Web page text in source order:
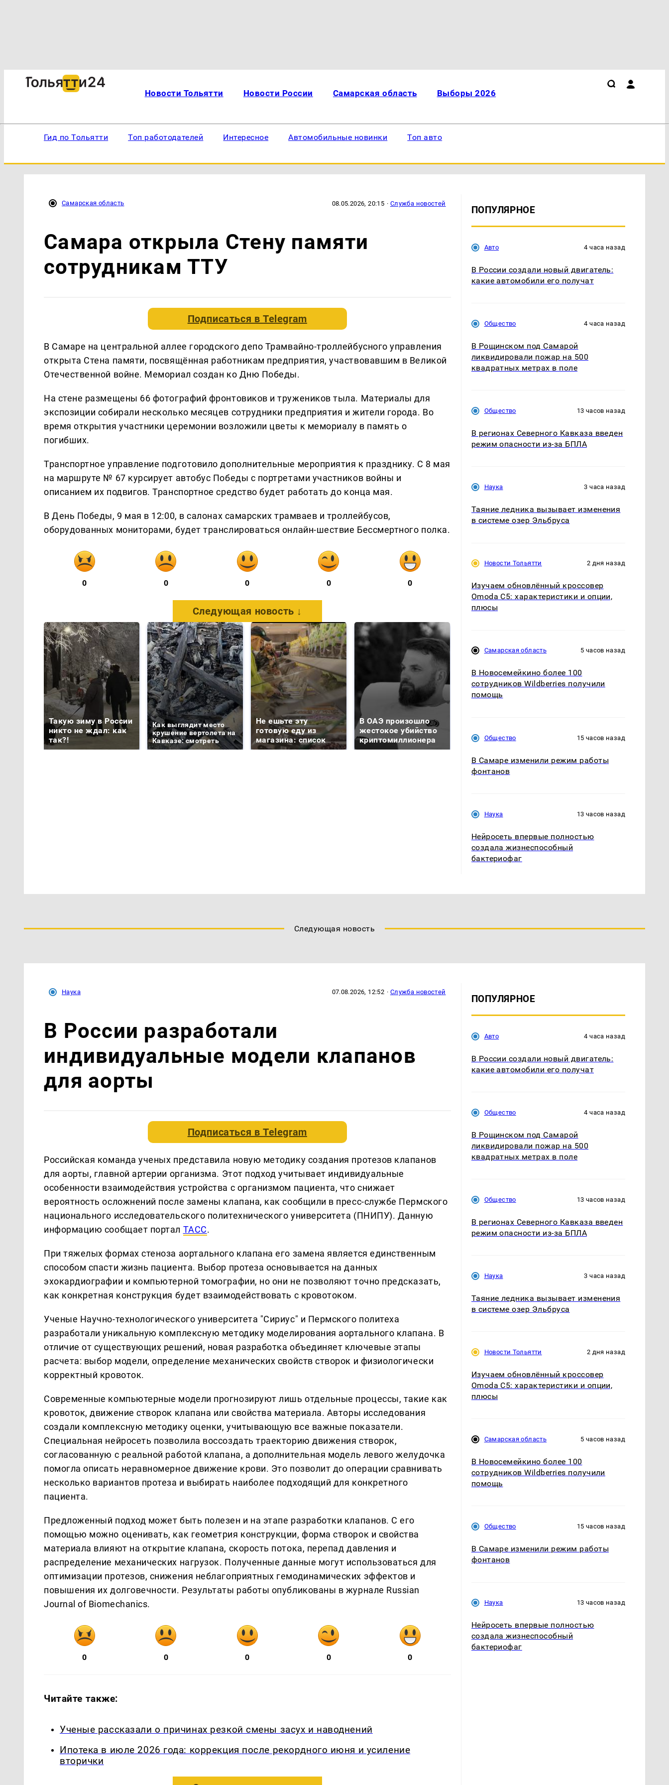
Новости Тольятти Новости России Самарская область Выборы 2026
Гид по Тольятти Топ работодателей Интересное Автомобильные новинки Топ авто
Самарская область 08.05.2026, 20:15 · Служба новостей
Самара открыла Стену памяти
сотрудникам ТТУ
Подписаться вTelegram
В Самаре на центральной аллее городского депо Трамвайно-троллейбусного управления
открыта Стена памяти, посвящённая работникам предприятия, участвовавшим в Великой
Отечественной войне. Мемориал создан ко Дню Победы.
На стене размещены 66 фотографий фронтовиков и тружеников тыла. Материалы для
экспозиции собирали несколько месяцев сотрудники предприятия и жители города. Во
время открытия участники церемонии возложили цветы к мемориалу в память о
погибших.
Транспортное управление подготовило дополнительные мероприятия к празднику. С 8 мая
на маршруте № 67 курсирует автобус Победы с портретами участников войны и
описанием их подвигов. Транспортное средство будет работать до конца мая.
В День Победы, 9 мая в 12:00, в салонах самарских трамваев и троллейбусов,
оборудованных мониторами, будет транслироваться онлайн-шествие Бессмертного полка.
0 0 0 0 0
Следующая новость ↓
Такую зиму в России
никто не ждал: как
так?!
Как выглядит место
крушение вертолета на
Кавказе: смотреть
Не ешьте эту
готовую еду из
магазина: список
В ОАЭ произошло
жестокое убийство
криптомиллионера
падению вертолета на
Кавказе: читать здесь
ждать всем нам?
ПОПУЛЯРНОЕ
Авто 4 часа назад
В России создали новый двигатель:
какие автомобили его получат
Общество 4 часа назад
В Рощинском под Самарой
ликвидировали пожар на 500
квадратных метрах в поле
Общество 13 часов назад
В регионах Северного Кавказа введен
режим опасности из-за БПЛА
Наука 3 часа назад
Таяние ледника вызывает изменения
в системе озер Эльбруса
Новости Тольятти 2 дня назад
Изучаем обновлённый кроссовер
Omoda C5: характеристики и опции,
плюсы
Самарская область 5 часов назад
В Новосемейкино более 100
сотрудников Wildberries получили
помощь
Общество 15 часов назад
В Самаре изменили режим работы
фонтанов
Наука 13 часов назад
Нейросеть впервые полностью
создала жизнеспособный
бактериофаг
Следующая новость
Наука 07.08.2026, 12:52 · Служба новостей
В России разработали
индивидуальные модели клапанов
для аорты
Подписаться вTelegram
Российская команда ученых представила новую методику создания протезов клапанов
для аорты, главной артерии организма. Этот подход учитывает индивидуальные
особенности взаимодействия устройства с организмом пациента, что снижает
вероятность осложнений после замены клапана, как сообщили в пресс-службе Пермского
национального исследовательского политехнического университета (ПНИПУ). Данную
информацию сообщает портал ТАСС.
При тяжелых формах стеноза аортального клапана его замена является единственным
способом спасти жизнь пациента. Выбор протеза основывается на данных
эхокардиографии и компьютерной томографии, но они не позволяют точно предсказать,
как конкретная конструкция будет взаимодействовать с кровотоком.
Ученые Научно-технологического университета "Сириус" и Пермского политеха
разработали уникальную комплексную методику моделирования аортального клапана. В
отличие от существующих решений, новая разработка объединяет ключевые этапы
расчета: выбор модели, определение механических свойств створок и физиологически
корректный кровоток.
Современные компьютерные модели прогнозируют лишь отдельные процессы, такие как
кровоток, движение створок клапана или свойства материала. Авторы исследования
создали комплексную методику оценки, учитывающую все важные показатели.
Специальная нейросеть позволила воссоздать траекторию движения створок,
согласованную с реальной работой клапана, а дополнительная модель левого желудочка
помогла описать неравномерное движение крови. Это позволит до операции сравнивать
несколько вариантов протеза и выбирать наиболее подходящий для конкретного
пациента.
Предложенный подход может быть полезен и на этапе разработки клапанов. С его
помощью можно оценивать, как геометрия конструкции, форма створок и свойства
материала влияют на открытие клапана, скорость потока, перепад давления и
распределение механических нагрузок. Полученные данные могут использоваться для
оптимизации протезов, снижения неблагоприятных гемодинамических эффектов и
повышения их долговечности. Результаты работы опубликованы в журнале Russian
Journal of Biomechanics.
0 0 0 0 0
Читайте также:
Ученые рассказали о причинах резкой смены засух и наводнений
Ипотека в июле 2026 года: коррекция после рекордного июня и усиление
вторички
ПОПУЛЯРНОЕ
Авто 4 часа назад
В России создали новый двигатель:
какие автомобили его получат
Общество 4 часа назад
В Рощинском под Самарой
ликвидировали пожар на 500
квадратных метрах в поле
Общество 13 часов назад
В регионах Северного Кавказа введен
режим опасности из-за БПЛА
Наука 3 часа назад
Таяние ледника вызывает изменения
в системе озер Эльбруса
Новости Тольятти 2 дня назад
Изучаем обновлённый кроссовер
Omoda C5: характеристики и опции,
плюсы
Самарская область 5 часов назад
В Новосемейкино более 100
сотрудников Wildberries получили
помощь
Общество 15 часов назад
В Самаре изменили режим работы
фонтанов
Наука 13 часов назад
Нейросеть впервые полностью
создала жизнеспособный
бактериофаг